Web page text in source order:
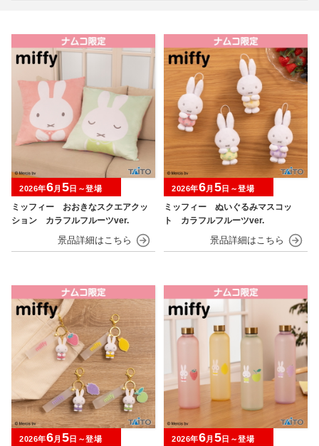
ミッフィー おおきなスクエアクッ
ション カラフルフルーツver.
2026年6月 5日～登場
ミッフィー ぬいぐるみマスコッ
ト カラフルフルーツver.
2026年6月 5日～登場
2026年6月 5日～登場 2026年6月 5日～登場